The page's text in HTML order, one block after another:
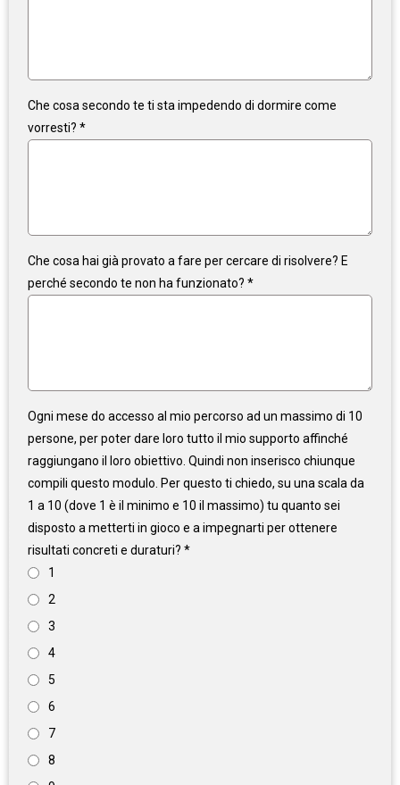
Che cosa secondo te ti sta impedendo di dormire come
vorresti? *
Che cosa hai già provato a fare per cercare di risolvere? E
perché secondo te non ha funzionato? *
Ogni mese do accesso al mio percorso ad un massimo di 10
persone, per poter dare loro tutto il mio supporto affinché
raggiungano il loro obiettivo. Quindi non inserisco chiunque
compili questo modulo. Per questo ti chiedo, su una scala da
1 a 10 (dove 1 è il minimo e 10 il massimo) tu quanto sei
disposto a metterti in gioco e a impegnarti per ottenere
risultati concreti e duraturi? *
1
2
3
4
5
6
7
8